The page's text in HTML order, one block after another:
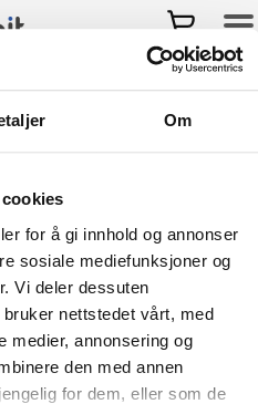
Om
for å gi innhold og annonser
sosiale mediefunksjoner og
Vi deler dessuten
nettstedet vårt, med
medier, annonsering og
den med annen
for dem, eller som de
Mobit
kjøp i nettbutikken!
til din bedrift?
✓Vi er spesialister
i hele